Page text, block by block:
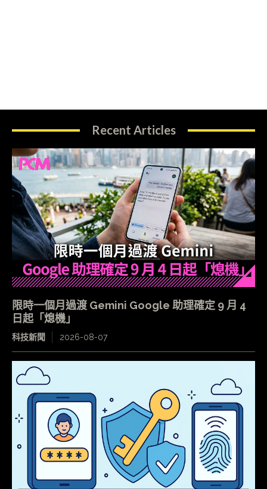
Recent Articles
限時一個月過渡 Gemini Google 助理確定 9 月 4
日起「熄機」
科技新聞 2026-08-07